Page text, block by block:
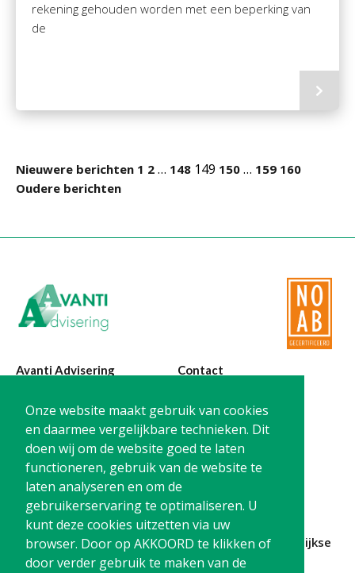
Onze website maakt gebruik van cookies
en daarmee vergelijkbare technieken. Dit
doen wij om de website goed te laten
functioneren, gebruik van de website te
laten analyseren en om de
gebruikerservaring te optimaliseren. U
kunt deze cookies uitzetten via uw
browser. Door op AKKOORD te klikken of
door verder gebruik te maken van de
rekening gehouden worden met een beperking van
de
Nieuwere berichten 1 2 … 148 149 150 … 159 160
Oudere berichten
Avanti Advisering
Poelstraat 4
1441 RR Purmerend
Contact
T: 0299-420870
@:
info@avanti-
advisering.nl
BTW: NL861212733B01
Blijf op de hoogte en schrijf je in voor onze maandelijkse
nieuwsbrief